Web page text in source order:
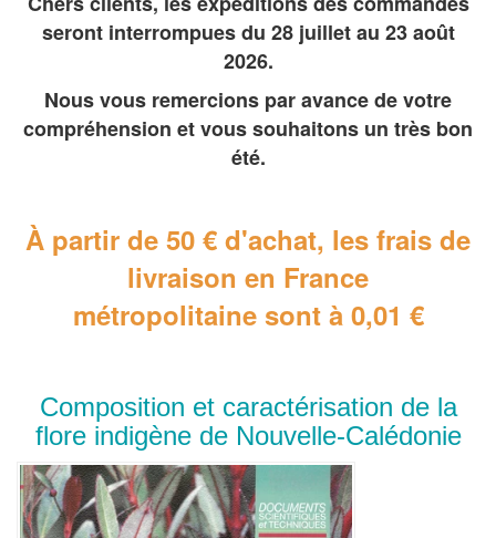
seront interrompues du 28 juillet au 23 août
2026.
Nous vous remercions par avance de votre
compréhension et vous souhaitons un très bon
été.
À partir de 50 € d'achat, les frais de
livraison en France
métropolitainesont à 0,01 €
Composition et caractérisation de la
flore indigène de Nouvelle-Calédonie